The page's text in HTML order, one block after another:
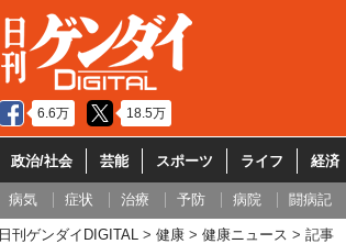
6.6万 18.5万
政治/社会 芸能 スポーツ ライフ 経済
病気 症状 治療 予防 病院 闘病記
日刊ゲンダイDIGITAL 健康 健康ニュース 記事